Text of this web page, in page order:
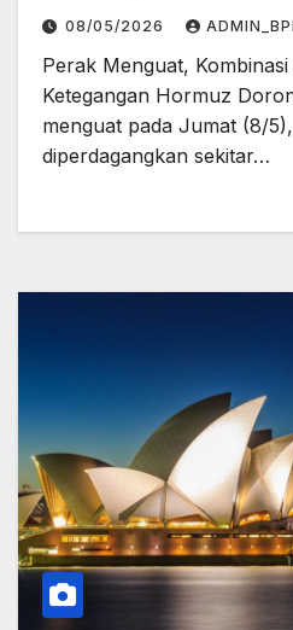
08/05/2026
Perak Menguat,
Ketegangan Hormuz
menguat pada Jumat (8/
diperdagangkan sekitar…